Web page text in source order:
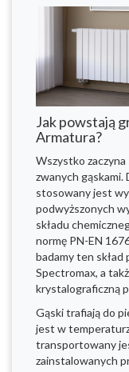
Jak powstają
Armatura?
Wszystko zaczyna
zwanych gąskami.
stosowany jest
podwyższonych
składu
normę PN-EN
badamy ten
Spectromax, a
krystalograficzną
Gąski trafiają do
jest w
transportowany
zainstalowanych